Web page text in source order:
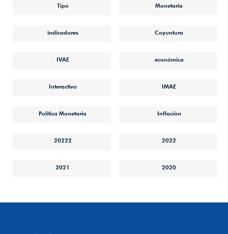
Tipo Monetaria
indicadores Coyuntura
IVAE económica
Interactivo IMAE
Política Monetaria Inflación
20222 2022
2021 2020